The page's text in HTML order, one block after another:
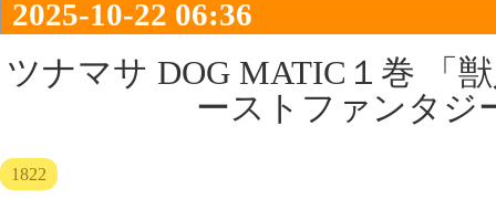
2025-10-22 06:36
ツナマサ DOG MATIC１巻 「
ーストファンタジ
1822